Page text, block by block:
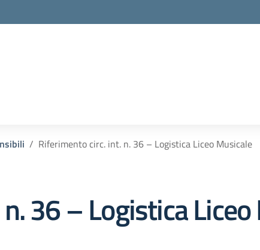
Riferimento circ. int. n. 36 – Logistica Liceo Musicale
36 – Logistica